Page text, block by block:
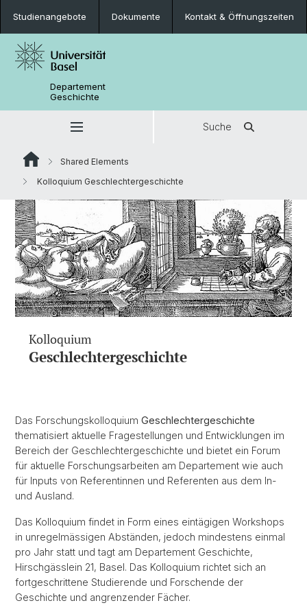
Studienangebote Dokumente Kontakt & Öffnungszeiten
Departement
Geschichte
Suche
Shared Elements
Kolloquium Geschlechtergeschichte
Kolloquium
Geschlechtergeschichte
Das Forschungskolloquium Geschlechtergeschichte
thematisiert aktuelle Fragestellungen und Entwicklungen im
Bereich der Geschlechtergeschichte und bietet ein Forum
für aktuelle Forschungsarbeiten am Departement wie auch
für Inputs von Referentinnen und Referenten aus dem In-
und Ausland.
Das Kolloquium findet in Form eines eintägigen Workshops
in unregelmässigen Abständen, jedoch mindestens einmal
pro Jahr statt und tagt am Departement Geschichte,
Hirschgässlein 21, Basel. Das Kolloquium richtet sich an
fortgeschrittene Studierende und Forschende der
Geschichte und angrenzender Fächer.